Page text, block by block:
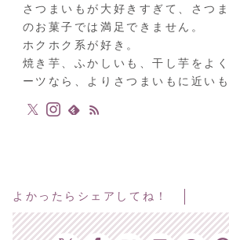
さつまいもが大好きすぎて、さつ
のお菓子では満足できません。
ホクホク系が好き。
焼き芋、ふかしいも、干し芋をよ
ーツなら、よりさつまいもに近い
よかったらシェアしてね！